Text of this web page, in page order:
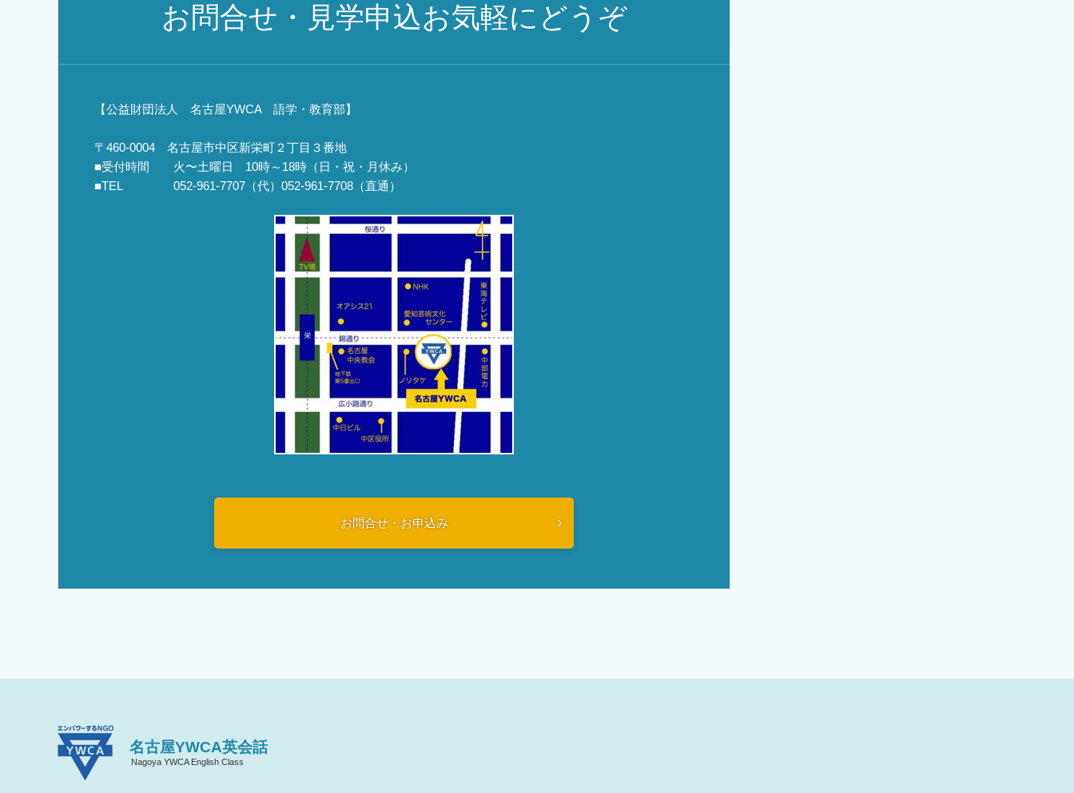
お問合せ・見学申込お気軽にどうぞ
【公益財団法人 名古屋YWCA 語学・教育部】
〒460-0004 名古屋市中区新栄町２丁目３番地
■受付時間 火〜土曜日 10時～18時（日・祝・月休み）
■TEL 052-961-7707（代）052-961-7708（直通）
お問合せ・お申込み
名古屋YWCA英会話
Nagoya YWCA English Class